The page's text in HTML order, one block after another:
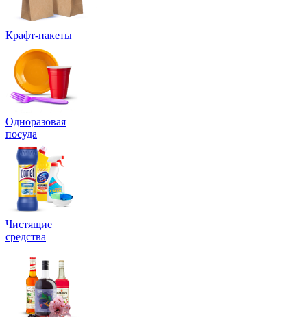
Крафт-пакеты
Одноразовая
посуда
Чистящие
средства